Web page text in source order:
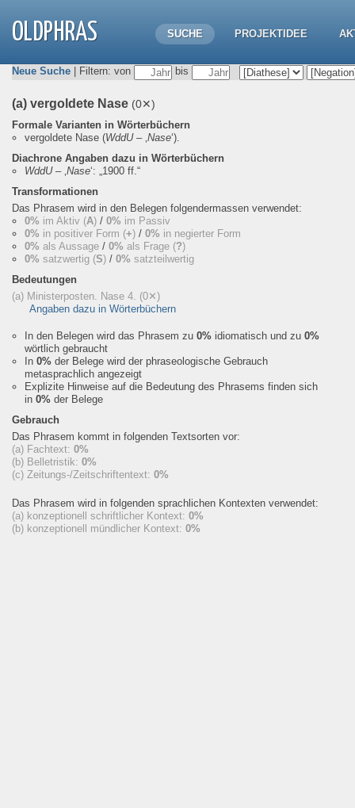
OLDPHRAS SUCHE PROJEKTIDEE
Neue Suche | Filtern: von bis
(a) vergoldete Nase (0✕)
Formale Varianten in Wörterbüchern
vergoldete Nase (WddU– ‚Nase‘).
Diachrone Angaben dazu in Wörterbüchern
WddU– ‚Nase‘: „1900 ff.“
Transformationen
Das Phrasem wird in den Belegen folgendermassen verwendet:
0% im Aktiv (A) / 0% im Passiv
0% in positiver Form (+) / 0% in negierter Form
0% als Aussage / 0% als Frage (?)
0% satzwertig (S) / 0% satzteilwertig
Bedeutungen
(a) Ministerposten. Nase 4. (0✕)
Angaben dazu in Wörterbüchern
In den Belegen wird das Phrasem zu 0% idiomatisch und zu 0%
wörtlich gebraucht
In 0% der Belege wird der phraseologische Gebrauch
metasprachlich angezeigt
Explizite Hinweise auf die Bedeutung des Phrasems finden sich
in 0% der Belege
Gebrauch
Das Phrasem kommt in folgenden Textsorten vor:
(a) Fachtext: 0%
(b) Belletristik: 0%
(c) Zeitungs-/Zeitschriftentext: 0%
Das Phrasem wird in folgenden sprachlichen Kontexten verwendet:
(a) konzeptionell schriftlicher Kontext: 0%
(b) konzeptionell mündlicher Kontext: 0%